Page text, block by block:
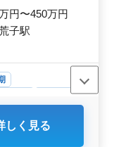
2日制 車通勤可能
中。ぜひご応募下
円〜450万円
子駅
派遣社員
しく見る